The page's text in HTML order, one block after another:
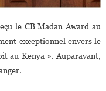
le CB Madan Award au
exceptionnel envers le
au Kenya ». Auparavant,